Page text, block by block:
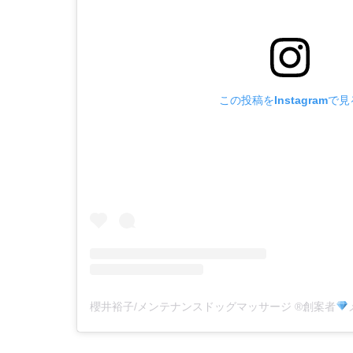
この投稿をInstagramで見
櫻井裕子/メンテナンスドッグマッサージ ®️創案者